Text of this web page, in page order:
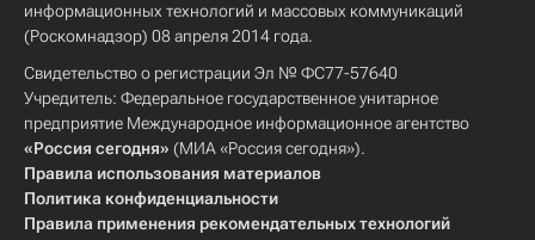
информационных технологий и массовых коммуникаций
(Роскомнадзор) 08 апреля 2014 года.
Свидетельство о регистрации Эл № ФС77-57640
Учредитель: Федеральное государственное унитарное
предприятие Международное информационное агентство
«Россия сегодня» (МИА «Россия сегодня»).
Правила использования материалов
Политика конфиденциальности
Правила применения рекомендательных технологий